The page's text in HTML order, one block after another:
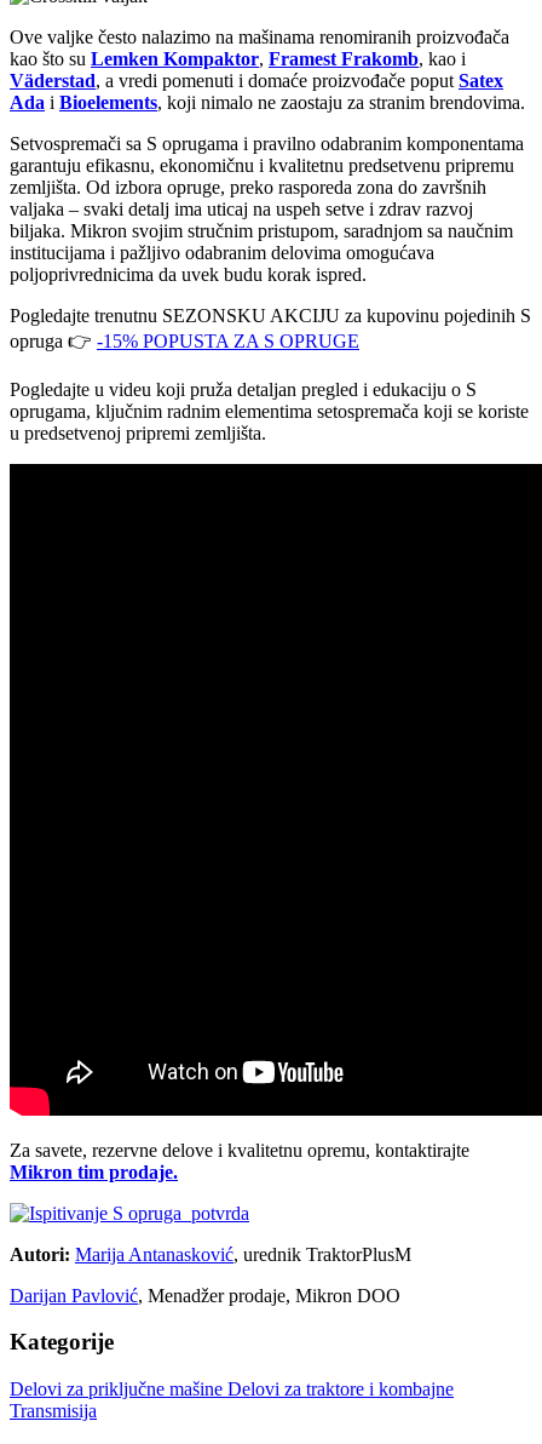
Ove valjke često nalazimo na mašinama renomiranih proizvođača
kao što su Lemken Kompaktor, Framest Frakomb, kao i
Väderstad, a vredi pomenuti i domaće proizvođače poput Satex
Ada i Bioelements, koji nimalo ne zaostaju za stranim brendovima.
Setvospremači sa S oprugama i pravilno odabranim komponentama
garantuju efikasnu, ekonomičnu i kvalitetnu predsetvenu pripremu
zemljišta. Od izbora opruge, preko rasporeda zona do završnih
valjaka – svaki detalj ima uticaj na uspeh setve i zdrav razvoj
biljaka. Mikron svojim stručnim pristupom, saradnjom sa naučnim
institucijama i pažljivo odabranim delovima omogućava
poljoprivrednicima da uvek budu korak ispred.
Pogledajte trenutnu SEZONSKU AKCIJU za kupovinu pojedinih S
opruga 👉 -15% POPUSTA ZA S OPRUGE
Pogledajte u videu koji pruža detaljan pregled i edukaciju o S
oprugama, ključnim radnim elementima setospremača koji se koriste
u predsetvenoj pripremi zemljišta.
Za savete, rezervne delove i kvalitetnu opremu, kontaktirajte
Mikron tim prodaje.
Autori: Marija Antanasković, urednik TraktorPlusM
Darijan Pavlović, Menadžer prodaje, Mikron DOO
Kategorije
Delovi za priključne mašine Delovi za traktore i kombajne
Transmisija